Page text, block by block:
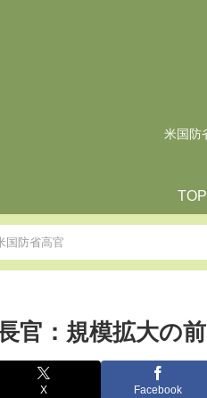
米国防
国防省高官
官：規模拡大の
X Facebook